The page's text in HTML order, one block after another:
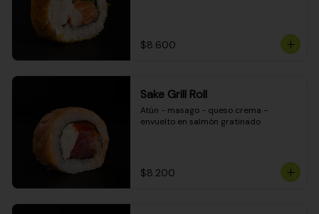
$8.600
Sake Grill Roll
Atún - masago - queso crema -
envuelto en salmón gratinado
$8.200